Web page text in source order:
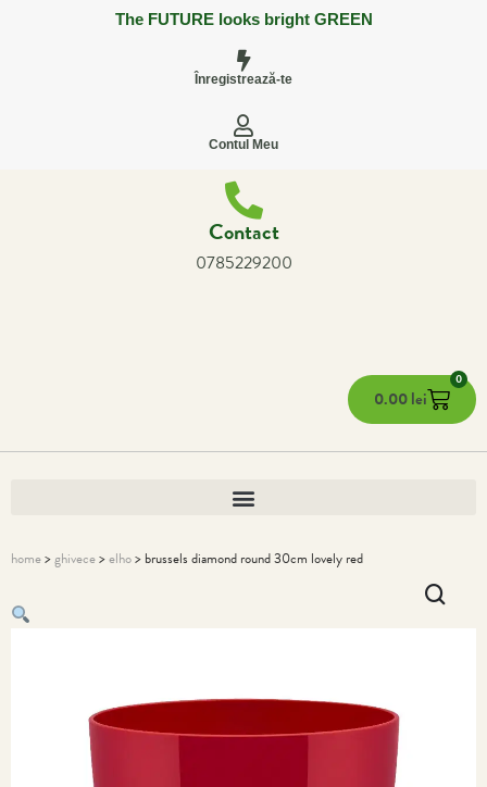
The FUTURE looks bright GREEN
Înregistrează-te
Contul Meu
Contact
0785229200
0.00lei
0
home>ghivece>elho> brussels diamond round 30cm lovely red